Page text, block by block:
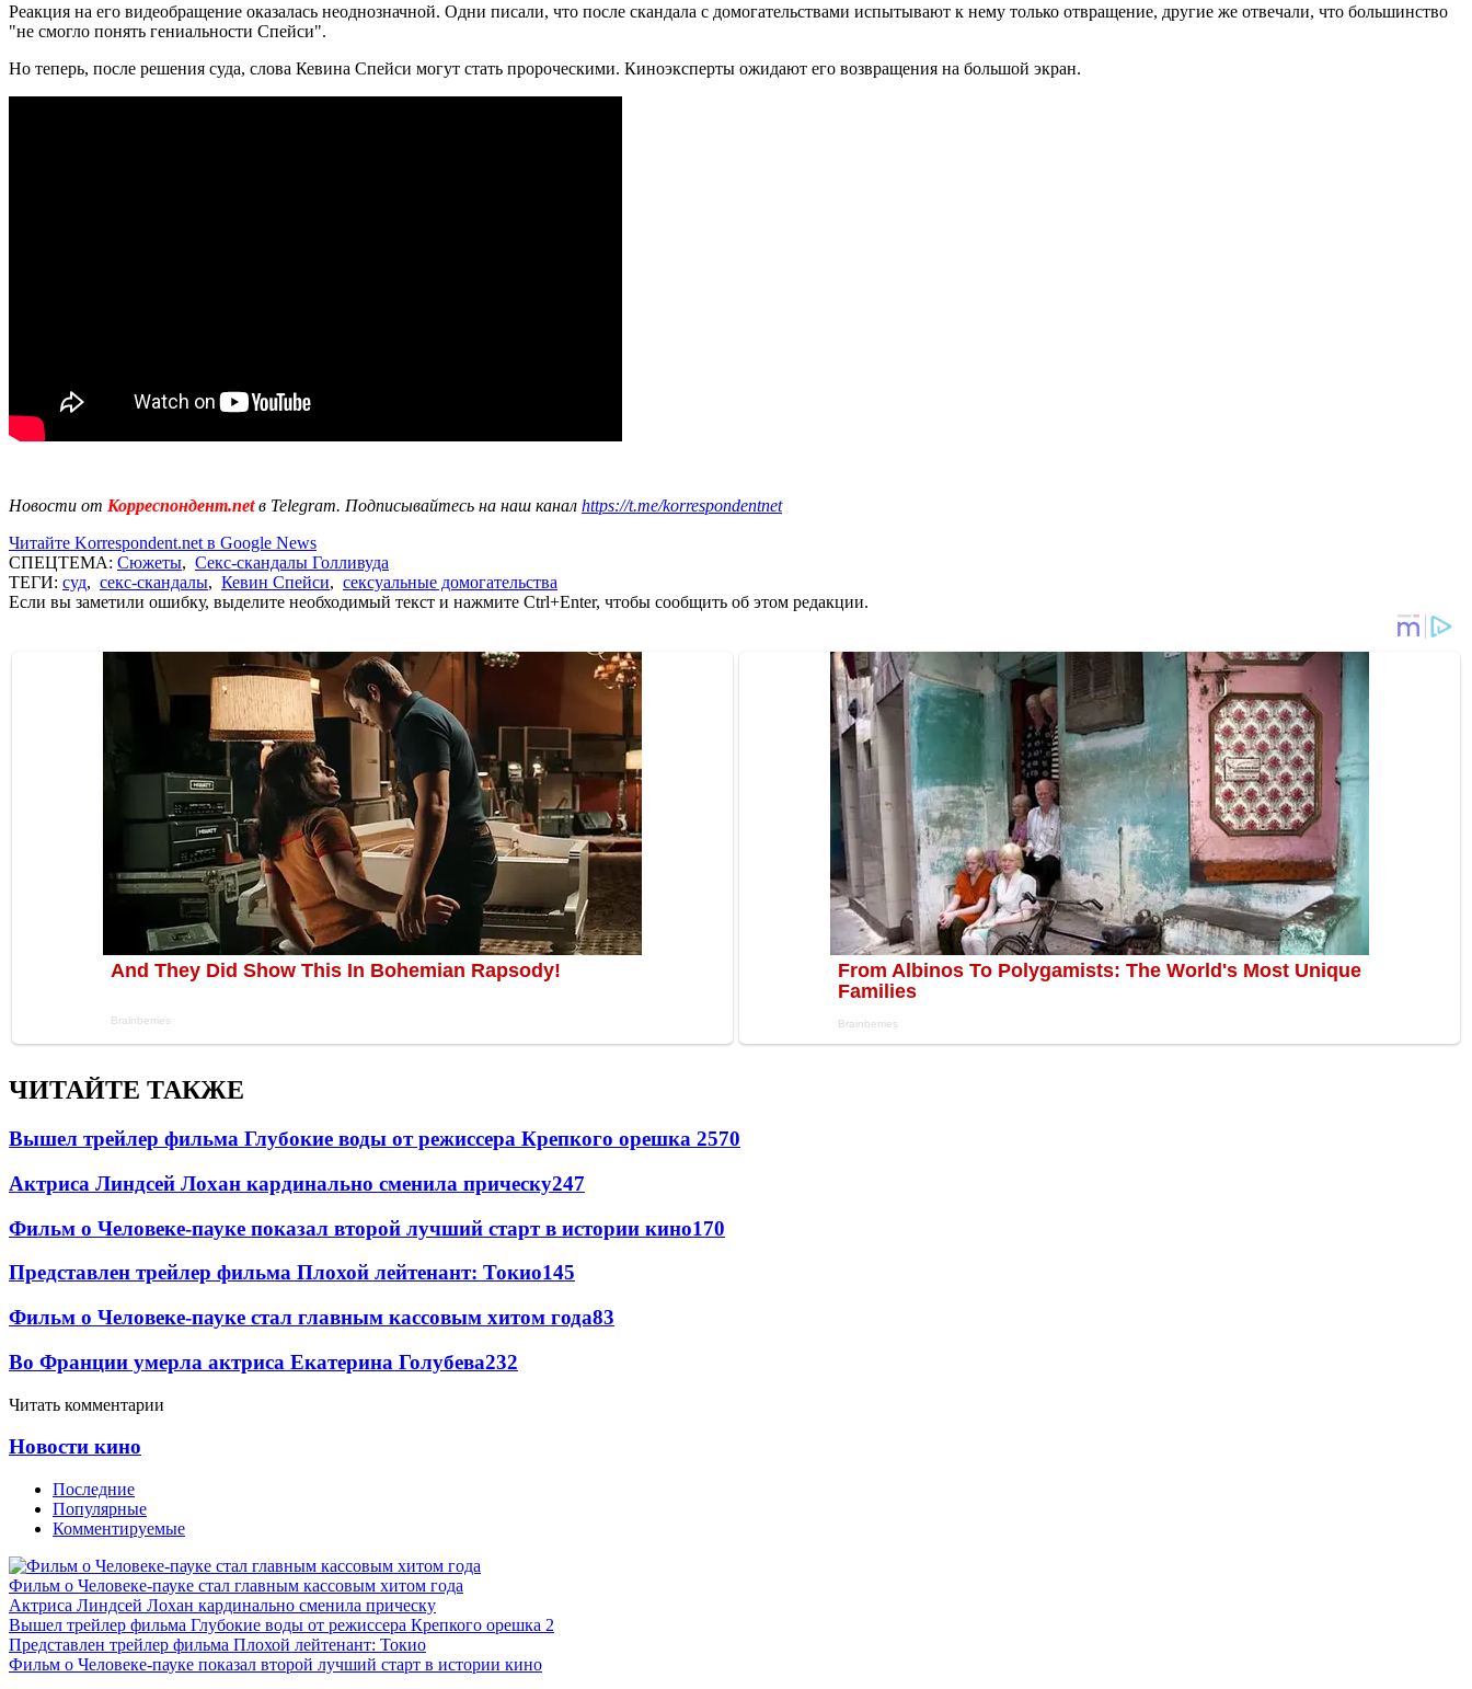
Реакция на его видеобращение оказалась неоднозначной. Одни писали, что после скандала с домогательствами испытывают к нему только отвращение, другие же отвечали, что большинство
"не смогло понять гениальности Спейси".
Но теперь, после решения суда, слова Кевина Спейси могут стать пророческими. Киноэксперты ожидают его возвращения на большой экран.
Новости от Корреспондент.netв Telegram. Подписывайтесь на наш канал https://t.me/korrespondentnet
Читайте Korrespondent.net в Google News
СПЕЦТЕМА: Сюжеты, Секс-скандалы Голливуда
ТЕГИ: суд, секс-скандалы, Кевин Спейси, сексуальные домогательства
Если вы заметили ошибку, выделите необходимый текст и нажмите Ctrl+Enter, чтобы сообщить об этом редакции.
ЧИТАЙТЕ ТАКЖЕ
Вышел трейлер фильма Глубокие воды от режиссера Крепкого орешка 2570
Актриса Линдсей Лохан кардинально сменила прическу247
Фильм о Человеке-пауке показал второй лучший старт в истории кино170
Представлен трейлер фильма Плохой лейтенант: Токио145
Фильм о Человеке-пауке стал главным кассовым хитом года83
Во Франции умерла актриса Екатерина Голубева232
Читать комментарии
Новости кино
Последние
Популярные
Комментируемые
Фильм о Человеке-пауке стал главным кассовым хитом года
Актриса Линдсей Лохан кардинально сменила прическу
Вышел трейлер фильма Глубокие воды от режиссера Крепкого орешка 2
Представлен трейлер фильма Плохой лейтенант: Токио
Фильм о Человеке-пауке показал второй лучший старт в истории кино